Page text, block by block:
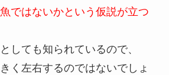
ではないかという仮説が立つ
しても知られているので、
く左右するのではないでしょ